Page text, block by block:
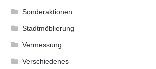
Sonderaktionen
Stadtmöblierung
Vermessung
Verschiedenes